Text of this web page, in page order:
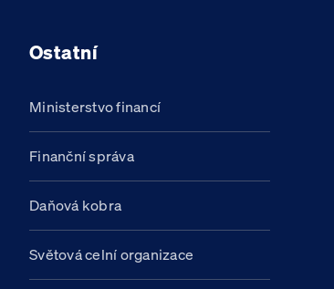
Ostatní
Ministerstvo financí
Finanční správa
Daňová kobra
Světová celní organizace